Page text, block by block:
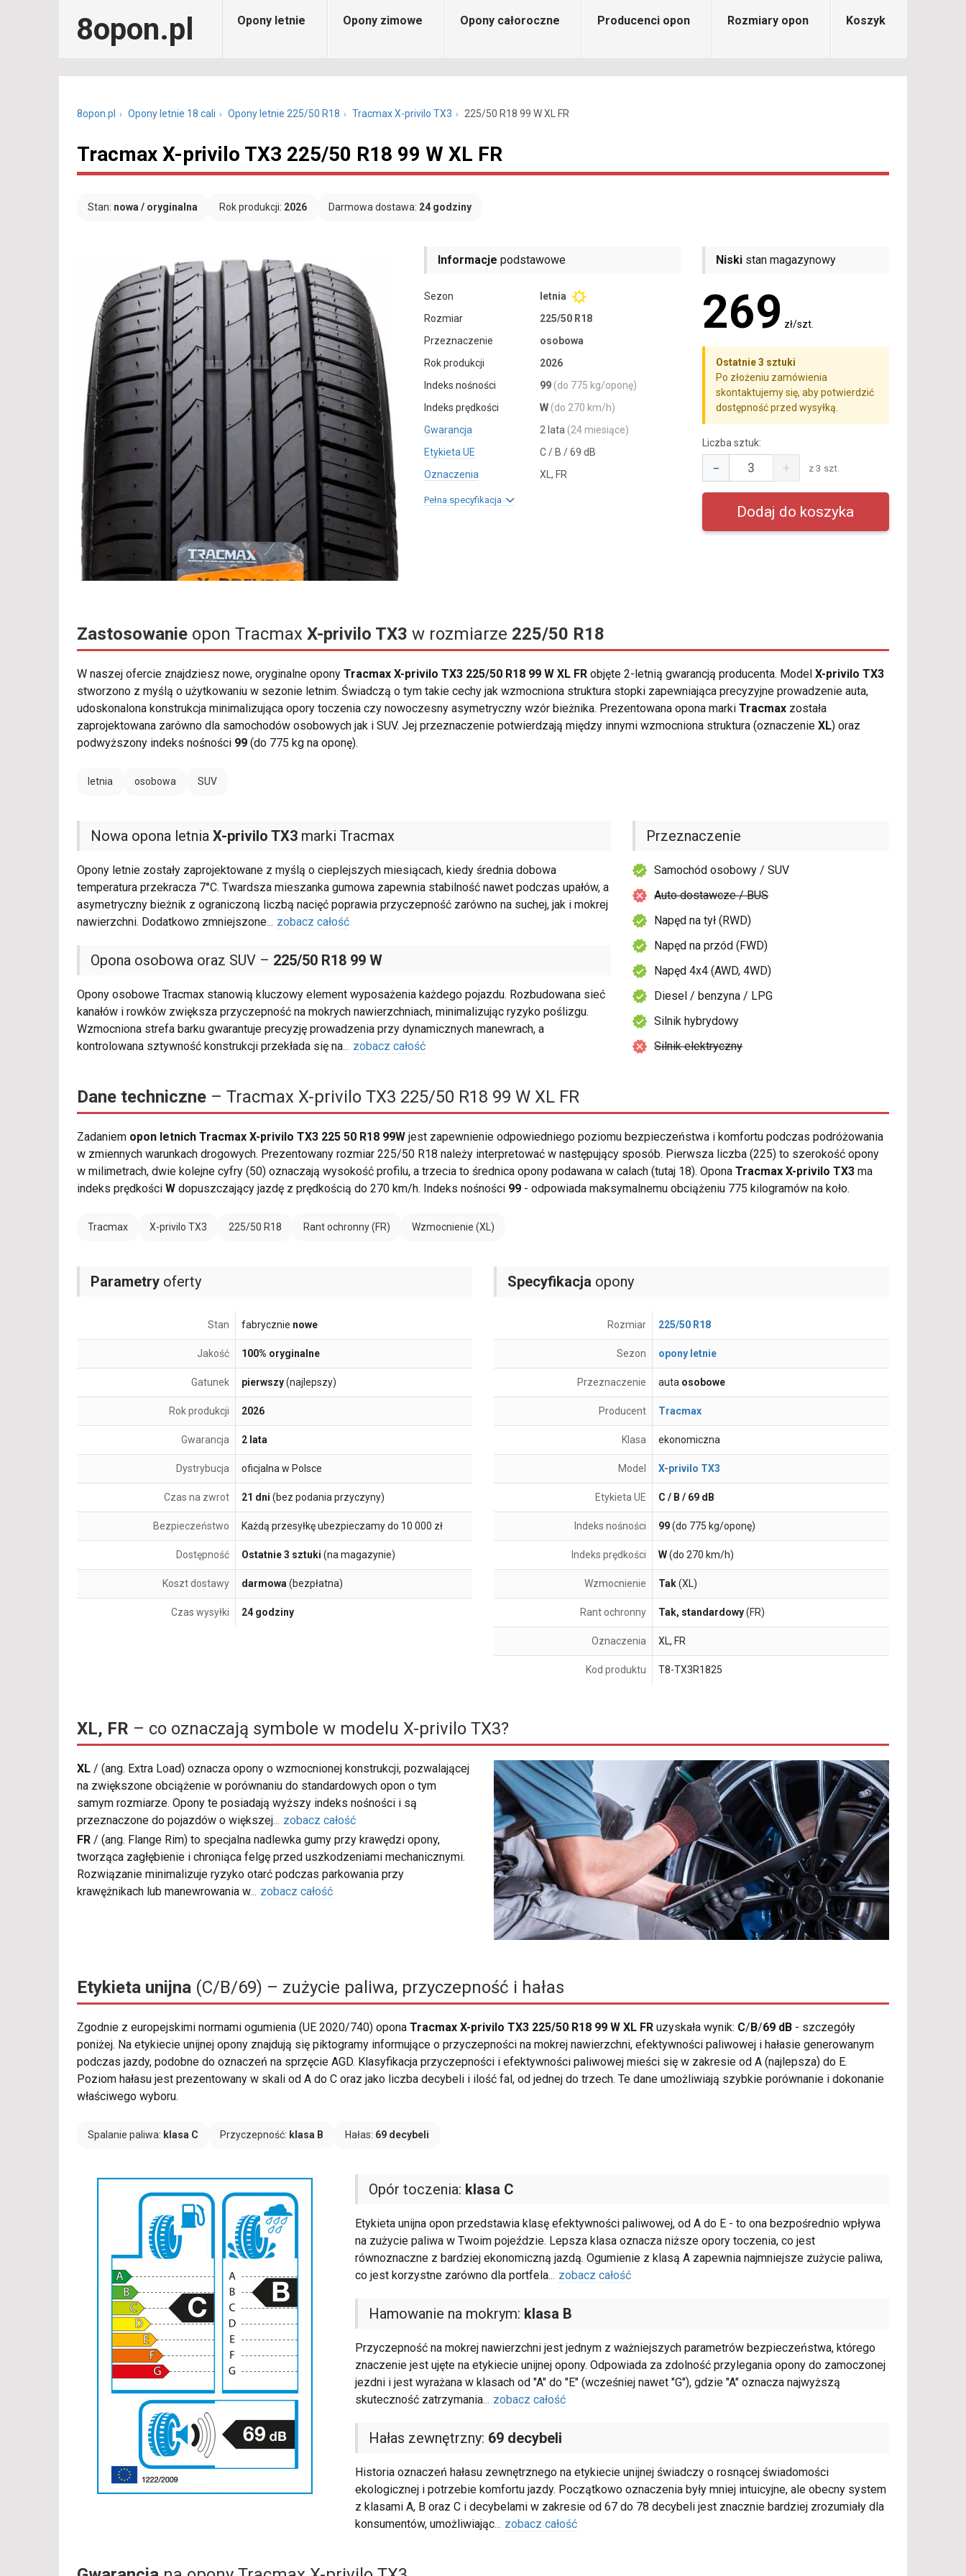
8opon.pl Opony letnie Opony zimowe Opony całoroczne Producenci opon Rozmiary opon Koszyk
8opon.pl Opony letnie 18 cali Opony letnie 225/50 R18 Tracmax X-privilo TX3 225/50 R18 99 W XL FR
Tracmax X-privilo TX3 225/50 R18 99 W XL FR
Stan: nowa / oryginalna Rok produkcji: 2026 Darmowa dostawa: 24 godziny
Informacje podstawowe
Sezon
letnia
Rozmiar
225/50 R18
Przeznaczenie
osobowa
Rok produkcji
2026
Indeks nośności
99 (do 775 kg/oponę)
Indeks prędkości
W (do 270 km/h)
Gwarancja
2 lata (24 miesiące)
Etykieta UE
C / B / 69 dB
Oznaczenia
XL, FR
Pełna specyfikacja
Niskistan magazynowy
269 zł/szt.
Ostatnie 3 sztuki
Po złożeniu zamówienia
skontaktujemy się, aby potwierdzić
dostępność przed wysyłką.
Liczba sztuk:
− + z 3 szt.
Zastosowanie opon Tracmax X-privilo TX3 w rozmiarze 225/50 R18
W naszej ofercie znajdziesz nowe, oryginalne opony Tracmax X-privilo TX3 225/50 R18 99 W XL FR objęte 2-letnią gwarancją producenta. Model X-privilo TX3
stworzono z myślą o użytkowaniu w sezonie letnim. Świadczą o tym takie cechy jak wzmocniona struktura stopki zapewniająca precyzyjne prowadzenie auta,
udoskonalona konstrukcja minimalizująca opory toczenia czy nowoczesny asymetryczny wzór bieżnika. Prezentowana opona marki Tracmax została
zaprojektowana zarówno dla samochodów osobowych jak i SUV. Jej przeznaczenie potwierdzają między innymi wzmocniona struktura (oznaczenie XL) oraz
podwyższony indeks nośności 99 (do 775 kg na oponę).
letnia osobowa SUV
Nowa opona letnia X-privilo TX3 marki Tracmax
Opony letnie zostały zaprojektowane z myślą o cieplejszych miesiącach, kiedy średnia dobowa
temperatura przekracza 7°C. Twardsza mieszanka gumowa zapewnia stabilność nawet podczas upałów, a
asymetryczny bieżnik z ograniczoną liczbą nacięć poprawia przyczepność zarówno na suchej, jak i mokrej
nawierzchni. Dodatkowo zmniejszone... zobacz całość
Opona osobowa oraz SUV – 225/50 R18 99 W
Opony osobowe Tracmax stanowią kluczowy element wyposażenia każdego pojazdu. Rozbudowana sieć
kanałów i rowków zwiększa przyczepność na mokrych nawierzchniach, minimalizując ryzyko poślizgu.
Wzmocniona strefa barku gwarantuje precyzję prowadzenia przy dynamicznych manewrach, a
kontrolowana sztywność konstrukcji przekłada się na... zobacz całość
Przeznaczenie
Samochód osobowy / SUV
Auto dostawcze / BUS
Napęd na tył (RWD)
Napęd na przód (FWD)
Napęd 4x4 (AWD, 4WD)
Diesel / benzyna / LPG
Silnik hybrydowy
Silnik elektryczny
Dane techniczne – Tracmax X-privilo TX3 225/50 R18 99 W XL FR
Zadaniem opon letnich Tracmax X-privilo TX3 225 50 R18 99W jest zapewnienie odpowiedniego poziomu bezpieczeństwa i komfortu podczas podróżowania
w zmiennych warunkach drogowych. Prezentowany rozmiar 225/50 R18 należy interpretować w następujący sposób. Pierwsza liczba (225) to szerokość opony
w milimetrach, dwie kolejne cyfry (50) oznaczają wysokość profilu, a trzecia to średnica opony podawana w calach (tutaj 18). Opona Tracmax X-privilo TX3 ma
indeks prędkości W dopuszczający jazdę z prędkością do 270 km/h. Indeks nośności 99 - odpowiada maksymalnemu obciążeniu 775 kilogramów na koło.
Tracmax X-privilo TX3 225/50 R18 Rant ochronny (FR) Wzmocnienie (XL)
Parametry oferty
Stan fabrycznie nowe
Jakość 100% oryginalne
Gatunek pierwszy(najlepszy)
Rok produkcji 2026
Gwarancja 2 lata
Dystrybucja oficjalna w Polsce
Czas na zwrot 21 dni (bez podania przyczyny)
Bezpieczeństwo Każdą przesyłkę ubezpieczamy do 10 000 zł
Dostępność Ostatnie 3 sztuki (na magazynie)
Koszt dostawy darmowa(bezpłatna)
Czas wysyłki 24 godziny
Specyfikacja opony
Rozmiar 225/50 R18
Sezon opony letnie
Przeznaczenie auta osobowe
Producent Tracmax
Klasa ekonomiczna
Model X-privilo TX3
Etykieta UE C / B / 69 dB
Indeks nośności 99(do 775 kg/oponę)
Indeks prędkości W(do 270 km/h)
Wzmocnienie Tak(XL)
Rant ochronny Tak, standardowy(FR)
Oznaczenia XL, FR
Kod produktu T8-TX3R1825
XL, FR – co oznaczają symbole w modelu X-privilo TX3?
XL / (ang. Extra Load) oznacza opony o wzmocnionej konstrukcji, pozwalającej
na zwiększone obciążenie w porównaniu do standardowych opon o tym
samym rozmiarze. Opony te posiadają wyższy indeks nośności i są
przeznaczone do pojazdów o większej... zobacz całość
FR / (ang. Flange Rim) to specjalna nadlewka gumy przy krawędzi opony,
tworząca zagłębienie i chroniąca felgę przed uszkodzeniami mechanicznymi.
Rozwiązanie minimalizuje ryzyko otarć podczas parkowania przy
krawężnikach lub manewrowania w... zobacz całość
Etykieta unijna (C/B/69) – zużycie paliwa, przyczepność i hałas
Zgodnie z europejskimi normami ogumienia (UE 2020/740) opona Tracmax X-privilo TX3 225/50 R18 99 W XL FR uzyskała wynik: C/ B/69 dB - szczegóły
poniżej. Na etykiecie unijnej opony znajdują się piktogramy informujące o przyczepności na mokrej nawierzchni, efektywności paliwowej i hałasie generowanym
podczas jazdy, podobne do oznaczeń na sprzęcie AGD. Klasyfikacja przyczepności i efektywności paliwowej mieści się w zakresie od A (najlepsza) do E.
Poziom hałasu jest prezentowany w skali od A do C oraz jako liczba decybeli i ilość fal, od jednej do trzech. Te dane umożliwiają szybkie porównanie i dokonanie
właściwego wyboru.
Spalanie paliwa: klasa C Przyczepność: klasa B Hałas: 69 decybeli
Opór toczenia: klasa C
Etykieta unijna opon przedstawia klasę efektywności paliwowej, od A do E - to ona bezpośrednio wpływa
na zużycie paliwa w Twoim pojeździe. Lepsza klasa oznacza niższe opory toczenia, co jest
równoznaczne z bardziej ekonomiczną jazdą. Ogumienie z klasą A zapewnia najmniejsze zużycie paliwa,
co jest korzystne zarówno dla portfela... zobacz całość
Hamowanie na mokrym: klasa B
Przyczepność na mokrej nawierzchni jest jednym z ważniejszych parametrów bezpieczeństwa, którego
znaczenie jest ujęte na etykiecie unijnej opony. Odpowiada za zdolność przylegania opony do zamoczonej
jezdni i jest wyrażana w klasach od "A" do "E" (wcześniej nawet "G"), gdzie "A" oznacza najwyższą
skuteczność zatrzymania... zobacz całość
Hałas zewnętrzny: 69 decybeli
Historia oznaczeń hałasu zewnętrznego na etykiecie unijnej świadczy o rosnącej świadomości
ekologicznej i potrzebie komfortu jazdy. Początkowo oznaczenia były mniej intuicyjne, ale obecny system
z klasami A, B oraz C i decybelami w zakresie od 67 do 78 decybeli jest znacznie bardziej zrozumiały dla
konsumentów, umożliwiając... zobacz całość